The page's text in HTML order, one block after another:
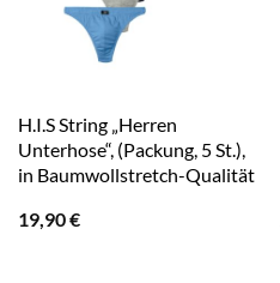
H.I.S String „Herren
Unterhose“, (Packung, 5 St.),
in Baumwollstretch-Qualität
19,90€